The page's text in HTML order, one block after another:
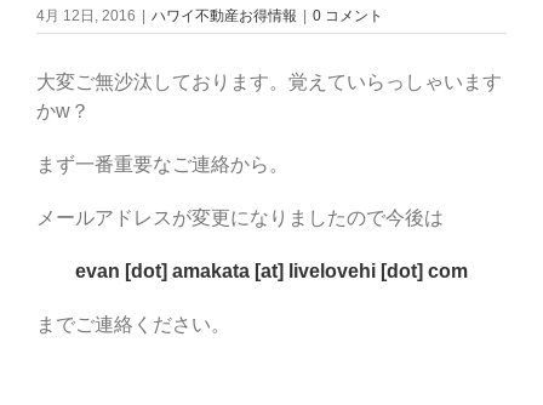
4月 12日, 2016 ハワイ不動産お得情報 0 コメント
大変ご無沙汰しております。覚えていらっしゃいます
かw？
まず一番重要なご連絡から。
メールアドレスが変更になりましたので今後は
evan [dot] amakata [at] livelovehi [dot] com
までご連絡ください。